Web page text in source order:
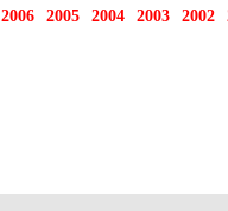
2006 2005 2004 2003 2002